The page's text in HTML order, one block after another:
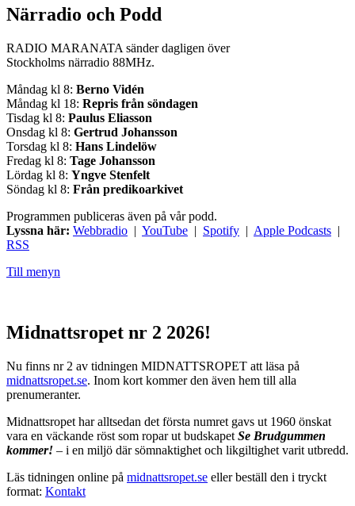
Närradio och Podd
RADIO MARANATA sänder dagligen över
Stockholms närradio 88MHz.
Måndag kl 8: Berno Vidén
Måndag kl 18: Repris från söndagen
Tisdag kl 8: Paulus Eliasson
Onsdag kl 8: Gertrud Johansson
Torsdag kl 8: Hans Lindelöw
Fredag kl 8: Tage Johansson
Lördag kl 8: Yngve Stenfelt
Söndag kl 8: Från predikoarkivet
Programmen publiceras även på vår podd.
Lyssna här: Webbradio | YouTube | Spotify | Apple Podcasts |
RSS
Till menyn
Midnattsropet nr 2 2026!
Nu finns nr 2 av tidningen MIDNATTSROPET att läsa på
midnattsropet.se. Inom kort kommer den även hem till alla
prenumeranter.
Midnattsropet har alltsedan det första numret gavs ut 1960 önskat
vara en väckande röst som ropar ut budskapet Se Brudgummen
kommer! – i en miljö där sömnaktighet och likgiltighet varit utbredd.
Läs tidningen online på midnattsropet.se eller beställ den i tryckt
format: Kontakt